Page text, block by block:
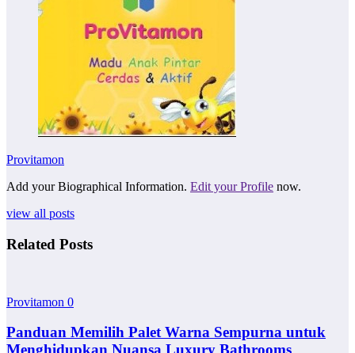
Provitamon
Add your Biographical Information. Edit your Profile now.
view all posts
Related Posts
Provitamon 0
Panduan Memilih Palet Warna Sempurna untuk
Menghidupkan Nuansa Luxury Bathrooms